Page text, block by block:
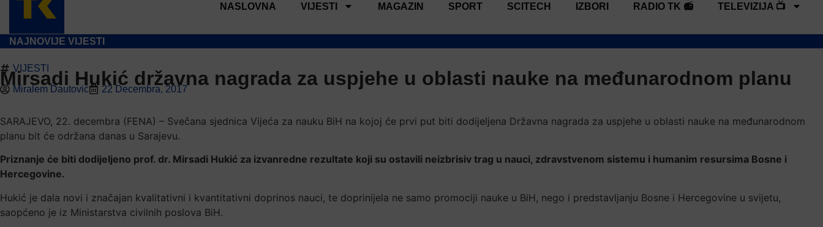
NASLOVNA VIJESTI MAGAZIN SPORT SCITECH IZBORI RADIO TK 📻 TELEVIZIJA 📺
NAJNOVIJE VIJESTI
VIJESTI
Mirsadi Hukić državna nagrada za uspjehe u oblasti nauke na međunarodnom planu
Miralem Dautović 22 Decembra, 2017
SARAJEVO, 22. decembra (FENA) – Svečana sjednica Vijeća za nauku BiH na kojoj će prvi put biti dodijeljena Državna nagrada za uspjehe u oblasti nauke na međunarodnom
planu bit će održana danas u Sarajevu.
Priznanje će biti dodijeljeno prof. dr. Mirsadi Hukić za izvanredne rezultate koji su ostavili neizbrisiv trag u nauci, zdravstvenom sistemu i humanim resursima Bosne i
Hercegovine.
Hukić je dala novi i značajan kvalitativni i kvantitativni doprinos nauci, te doprinijela ne samo promociji nauke u BiH, nego i predstavljanju Bosne i Hercegovine u svijetu,
saopćeno je iz Ministarstva civilnih poslova BiH.